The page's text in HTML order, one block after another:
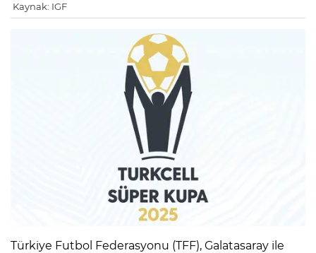
Kaynak: IGF
Türkiye Futbol Federasyonu (TFF), Galatasaray ile